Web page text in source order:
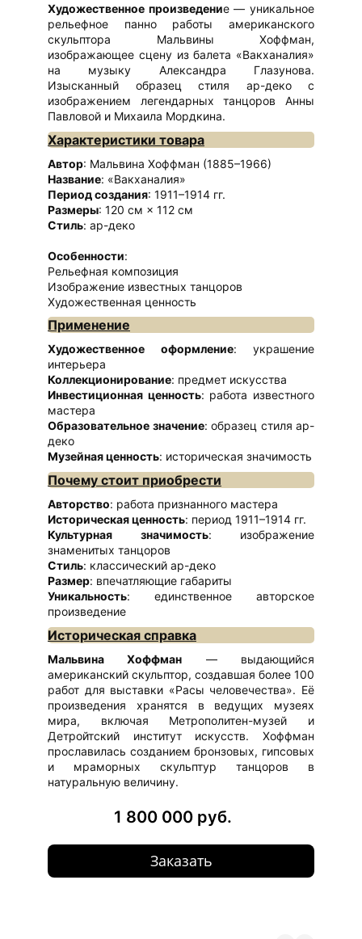
Художественное произведение — уникальное
рельефное панно работы американского
скульптора Мальвины Хоффман,
изображающее сцену из балета «Вакханалия»
на музыку Александра Глазунова.
Изысканный образец стиля ар-деко с
изображением легендарных танцоров Анны
Павловой и Михаила Мордкина.
Характеристики товара
Автор: Мальвина Хоффман (1885–1966)
Название: «Вакханалия»
Период создания: 1911–1914 гг.
Размеры: 120 см × 112 см
Стиль: ар-деко
Особенности:
Рельефная композиция
Изображение известных танцоров
Художественная ценность
Применение
Художественное оформление: украшение
интерьера
Коллекционирование: предмет искусства
Инвестиционная ценность: работа известного
мастера
Образовательное значение: образец стиля ар-
деко
Музейная ценность: историческая значимость
Почему стоит приобрести
Авторство: работа признанного мастера
Историческая ценность: период 1911–1914 гг.
Культурная значимость: изображение
знаменитых танцоров
Стиль: классический ар-деко
Размер: впечатляющие габариты
Уникальность: единственное авторское
произведение
Историческая справка
Мальвина Хоффман — выдающийся
американский скульптор, создавшая более 100
работ для выставки «Расы человечества». Её
произведения хранятся в ведущих музеях
мира, включая Метрополитен-музей и
Детройтский институт искусств. Хоффман
прославилась созданием бронзовых, гипсовых
и мраморных скульптур танцоров в
натуральную величину.
1 800 000 руб.
Заказать